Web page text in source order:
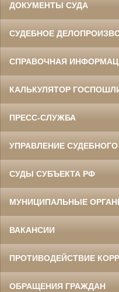
ДОКУМЕНТЫ СУДА
СУДЕБНОЕ
СПРАВОЧНАЯ
КАЛЬКУЛЯТОР
ПРЕСС-СЛУЖБА
УПРАВЛЕНИЕ
СУДЫ СУБЪЕКТА РФ
МУНИЦИПАЛЬНЫЕ
ВАКАНСИИ
ПРОТИВОДЕЙСТВИЕ
ОБРАЩЕНИЯ ГРАЖДАН